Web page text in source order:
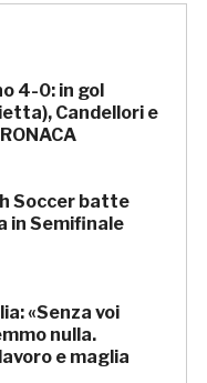
4-0: in gol
Candellori e
Soccer batte
in Semifinale
«Senza voi
nulla.
e maglia